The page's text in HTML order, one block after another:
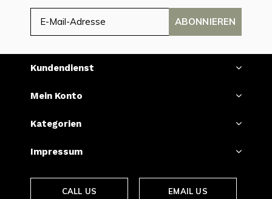
ABONNIEREN
Kundendienst
Mein Konto
Kategorien
Impressum
CALL US EMAIL US